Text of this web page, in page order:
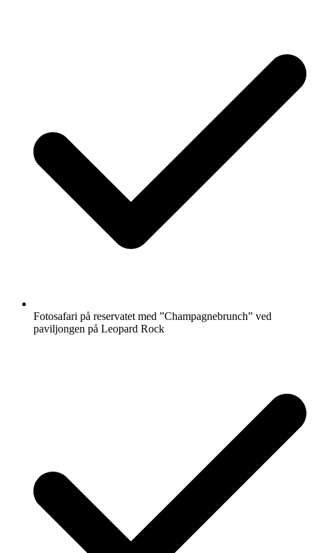
Fotosafari på reservatet med ”Champagnebrunch” ved
paviljongen på Leopard Rock